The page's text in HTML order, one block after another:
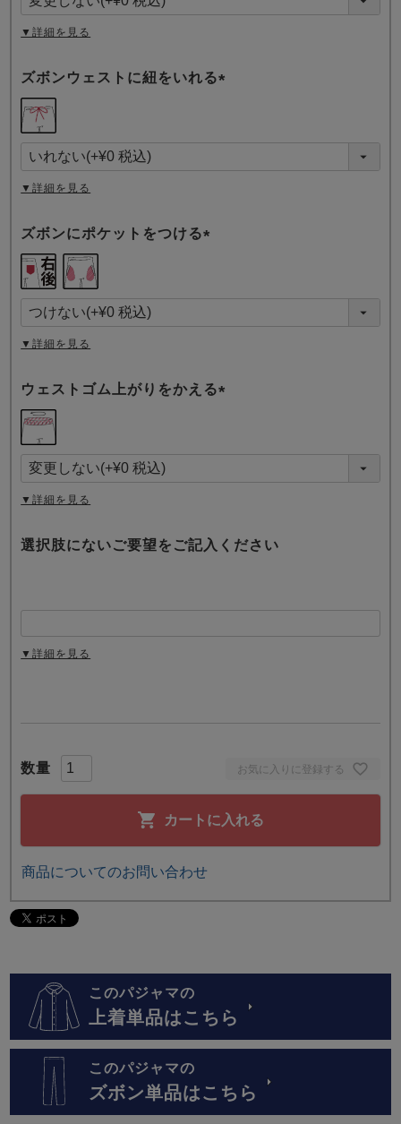
お気に入りに登録する
カートに入れる
)
▼詳細を見る
ズボンウェストに紐をいれる
須
)
▼詳細を見る
ズボンにポケットをつける
須
)
▼詳細を見る
ウェストゴム上がりをかえる
須
)
▼詳細を見る
選択肢にないご要望をご記入ください
▼詳細を見る
商品についてのお問い合わせ
このパジャマの
上着単品はこちら
このパジャマの
ズボン単品はこちら